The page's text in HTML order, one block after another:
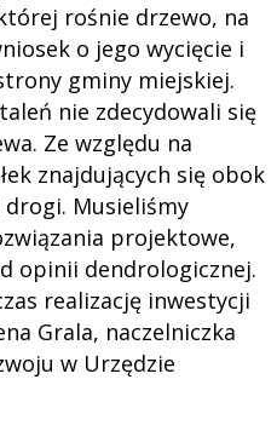
rośnie drzewo, na
o jego wycięcie i
gminy miejskiej.
nie zdecydowali się
Ze względu na
znajdujących się obok
Musieliśmy
projektowe,
opinii dendrologicznej.
realizację inwestycji
Grala, naczelniczka
w Urzędzie